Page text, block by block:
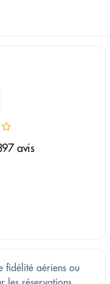
avis
fidélité aériens ou